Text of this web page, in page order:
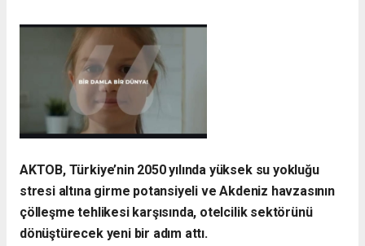
​AKTOB, Türkiye’nin 2050 yılında yüksek su yokluğu
stresi altına girme potansiyeli ve Akdeniz havzasının
çölleşme tehlikesi karşısında, otelcilik sektörünü
dönüştürecek yeni bir adım attı.